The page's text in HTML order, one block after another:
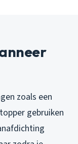
zoals een
gebruiken